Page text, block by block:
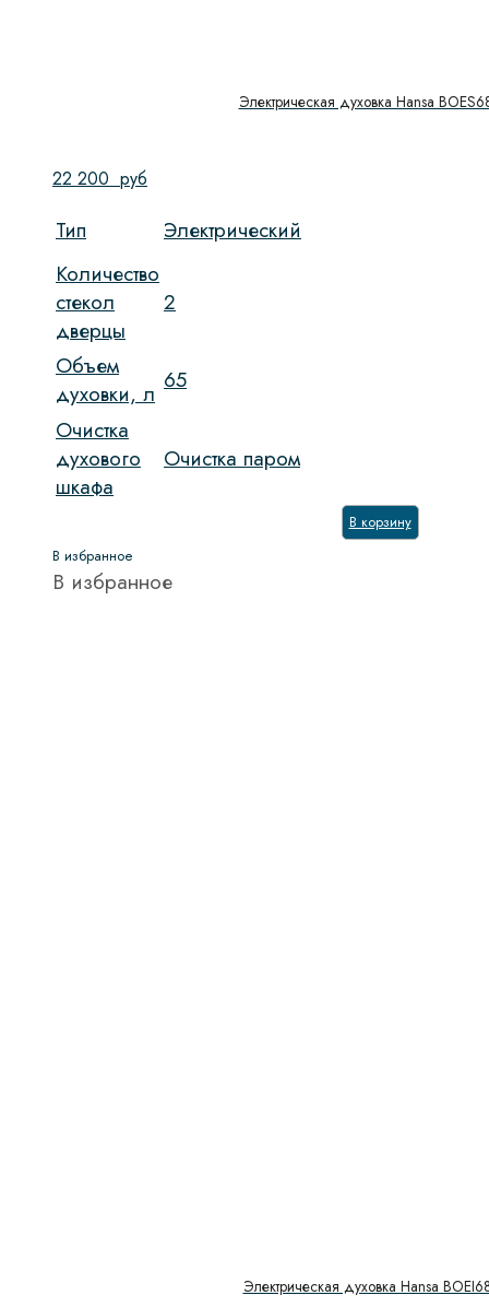
Электрическая духовка Hansa
22 200 руб
Тип
Электрический
Количество
стекол
дверцы
2
Объем
духовки, л 65
Очистка
духового
шкафа
Очистка паром
В корзину
В избранное
В избранное
Электрическая духовка Hansa